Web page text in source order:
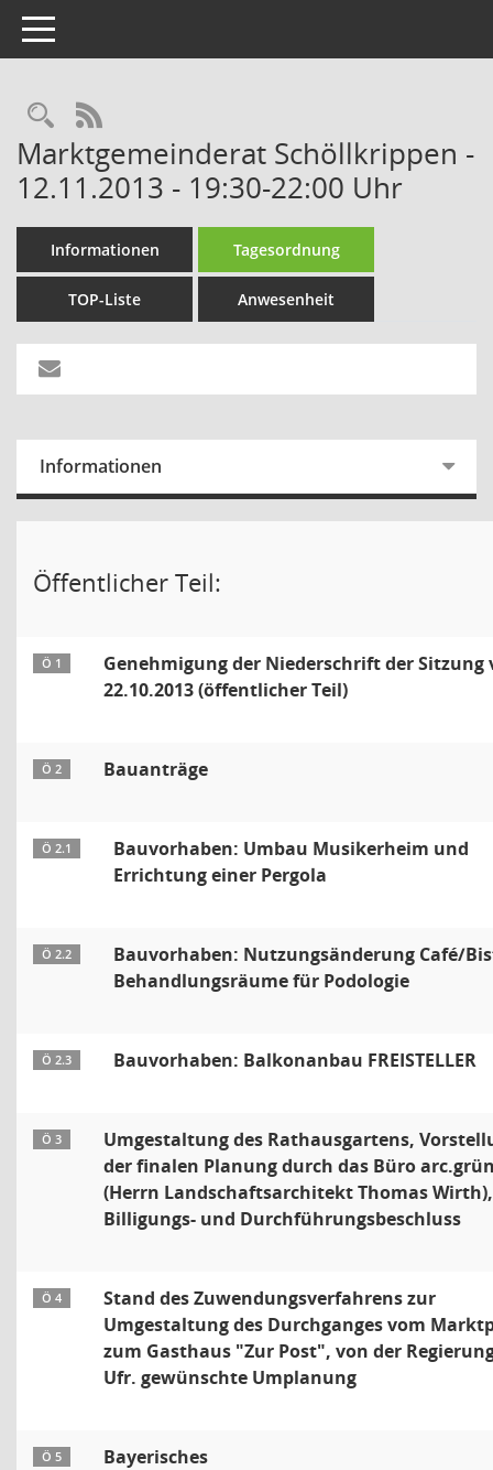
Toggle navigation
Rechercheauswahl
RSS-Feed
Marktgemeinderat Schöllkrippen -
12.11.2013 - 19:30-22:00 Uhr
Informationen Tagesordnung
TOP-Liste Anwesenheit
Informationen
Öffentlicher Teil:
Ö 1
Genehmigung der Niederschrift der Sitzung
22.10.2013 (öffentlicher Teil)
Ö 2 Bauanträge
Ö 2.1
Bauvorhaben: Umbau Musikerheim und
Errichtung einer Pergola
Ö 2.2
Bauvorhaben: Nutzungsänderung Café/
Behandlungsräume für Podologie
Ö 2.3 Bauvorhaben: Balkonanbau FREISTELLER
Ö 3
Umgestaltung des Rathausgartens,
der finalen Planung durch das Büro
(Herrn Landschaftsarchitekt Thomas
Billigungs- und Durchführungsbeschluss
Ö 4
Stand des Zuwendungsverfahrens zur
Umgestaltung des Durchganges vom
zum Gasthaus "Zur Post", von der
Ufr. gewünschte Umplanung
Ö 5
Bayerisches